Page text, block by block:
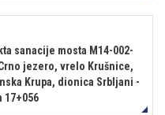
sanacije mosta M14-002-
jezero, vrelo Krušnice,
Krupa, dionica Srbljani -
17+056